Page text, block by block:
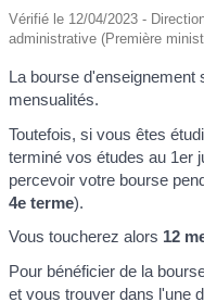
Vérifié le 12/04/2023 -
administrative (Première
La bourse d'enseignement
mensualités.
Toutefois, si vous êtes
terminé vos études au 1er
percevoir votre bourse
4e terme).
Vous toucherez alors 12
Pour bénéficier de la
et vous trouver dans l'une